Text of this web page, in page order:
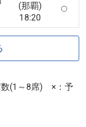
(那覇)
18:20
(1～8席) ×：予